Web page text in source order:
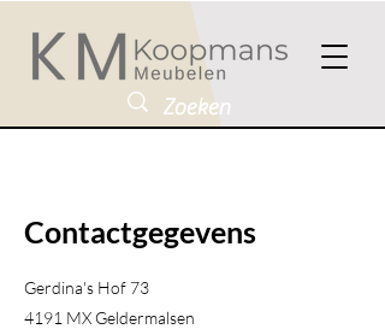
Contactgegevens
Gerdina's Hof 73
4191 MX Geldermalsen​